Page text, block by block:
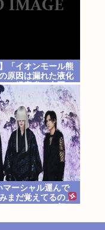
「イオンモール熊
原因は漏れた液化
…経産省、全国の
でガス供給設備の
★3
マーシャル運んで
まだ覚えてるの」